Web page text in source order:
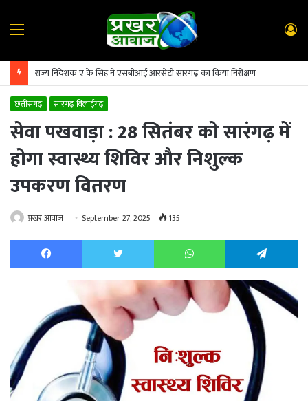
Menu
राज्य निदेशक ए के सिंह ने एसबीआई आरसेटी सारंगढ़ का किया निरीक्षण
छत्तीसगढ़ सारंगढ़ बिलाईगढ़
सेवा पखवाड़ा : 28 सितंबर को सारंगढ़ में
होगा स्वास्थ्य शिविर और निशुल्क
उपकरण वितरण
प्रखर आवाज September 27, 2025 135
Facebook Twitter WhatsApp